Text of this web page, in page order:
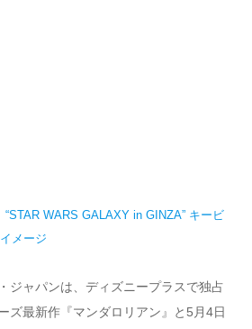
WARS GALAXY in GINZA” キービ
メージ
ジャパンは、ディズニープラスで独占
ズ最新作『マンダロリアン』と5月4日